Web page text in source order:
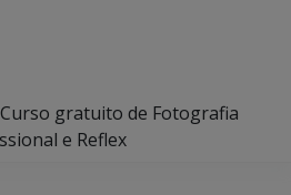
gratuito de Fotografia
e Reflex